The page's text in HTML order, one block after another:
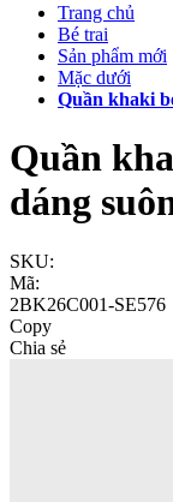
Trang chủ
Bé trai
Sản phẩm mới
Mặc dưới
Quần khaki
Quần
dáng
SKU:
Mã:
2BK26C001-SE576
Copy
Chia sẻ